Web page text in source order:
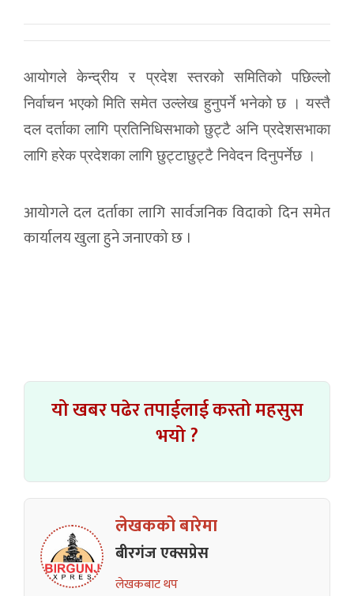
आयोगले केन्द्रीय र प्रदेश स्तरको समितिको पछिल्लो
निर्वाचन भएको मिति समेत उल्लेख हुनुपर्ने भनेको छ । यस्तै
दल दर्ताका लागि प्रतिनिधिसभाको छुट्टै अनि प्रदेशसभाका
लागि हरेक प्रदेशका लागि छुट्टाछुट्टै निवेदन दिनुपर्नेछ ।
आयोगले दल दर्ताका लागि सार्वजनिक विदाको दिन समेत
कार्यालय खुला हुने जनाएको छ ।
यो खबर पढेर तपाईलाई कस्तो महसुस
भयो ?
लेखकको बारेमा
बीरगंज एक्सप्रेस
लेखकबाट थप